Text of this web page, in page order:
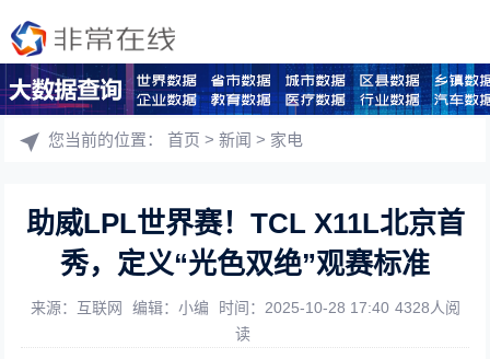
您当前的位置：首页 >新闻 > 家电
助威LPL世界赛！TCL X11L北京首
秀，定义“光色双绝”观赛标准
来源：互联网 编辑：小编 时间：2025-10-28 17:40 4328人阅
读